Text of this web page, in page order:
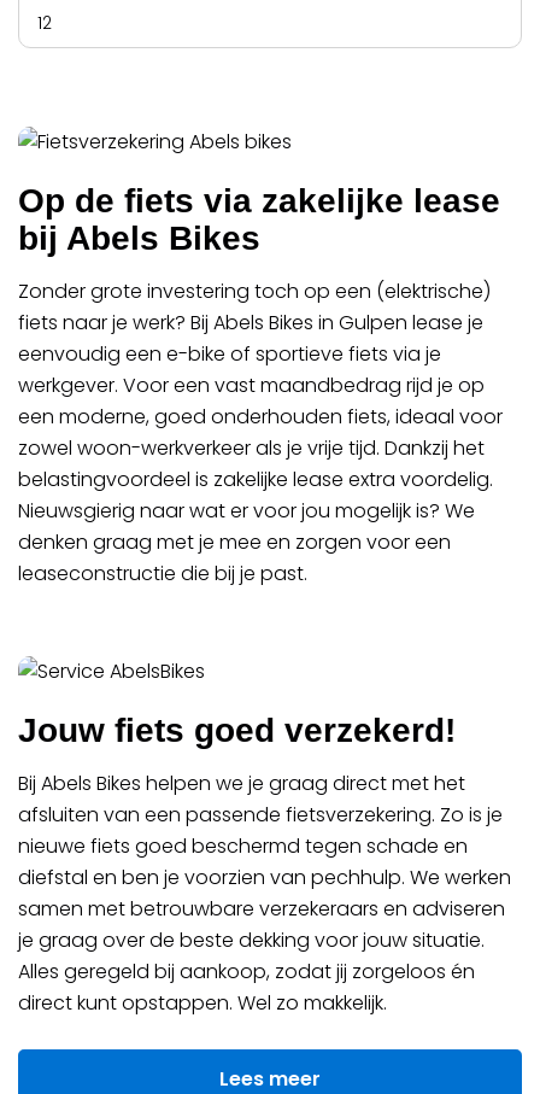
12
Op de fiets via zakelijke lease
bij Abels Bikes
Zonder grote investering toch op een (elektrische)
fiets naar je werk? Bij Abels Bikes in Gulpen lease je
eenvoudig een e-bike of sportieve fiets via je
werkgever. Voor een vast maandbedrag rijd je op
een moderne, goed onderhouden fiets, ideaal voor
zowel woon-werkverkeer als je vrije tijd. Dankzij het
belastingvoordeel is zakelijke lease extra voordelig.
Nieuwsgierig naar wat er voor jou mogelijk is? We
denken graag met je mee en zorgen voor een
leaseconstructie die bij je past.
Jouw fiets goed verzekerd!
Bij Abels Bikes helpen we je graag direct met het
afsluiten van een passende fietsverzekering. Zo is je
nieuwe fiets goed beschermd tegen schade en
diefstal en ben je voorzien van pechhulp. We werken
samen met betrouwbare verzekeraars en adviseren
je graag over de beste dekking voor jouw situatie.
Alles geregeld bij aankoop, zodat jij zorgeloos én
direct kunt opstappen. Wel zo makkelijk.
Lees meer